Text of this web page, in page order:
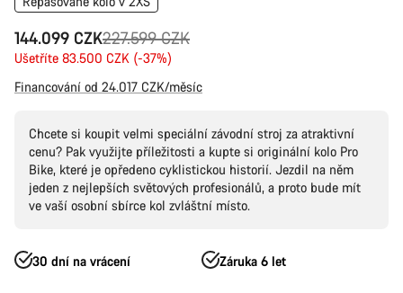
144.099 CZK
Původní
cena
227.599 CZK
Ušetříte 83.500 CZK (-37%)
Financování od 24.017 CZK/měsíc
Chcete si koupit velmi speciální závodní stroj za atraktivní
cenu? Pak využijte příležitosti a kupte si originální kolo Pro
Bike, které je opředeno cyklistickou historií. Jezdil na něm
jeden z nejlepších světových profesionálů, a proto bude mít
ve vaší osobní sbírce kol zvláštní místo.
30 dní na vrácení Záruka 6 let